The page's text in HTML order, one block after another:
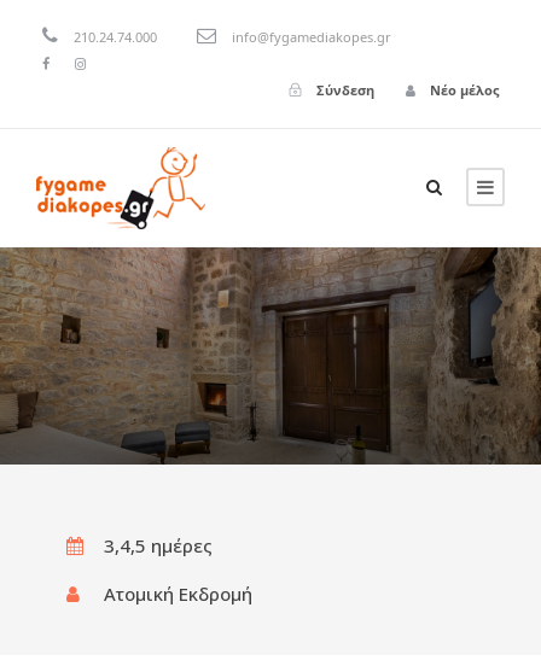
210.24.74.000 info@fygamediakopes.gr
Σύνδεση Νέο μέλος
3,4,5 ημέρες‎
Ατομική Εκδρομή